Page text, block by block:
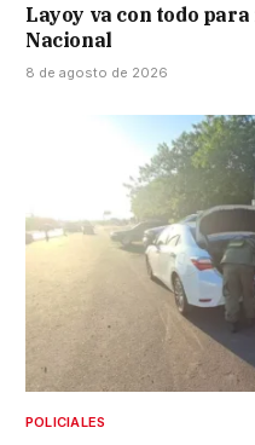
Layoy va con todo
Nacional
8 de agosto de 2026
POLICIALES